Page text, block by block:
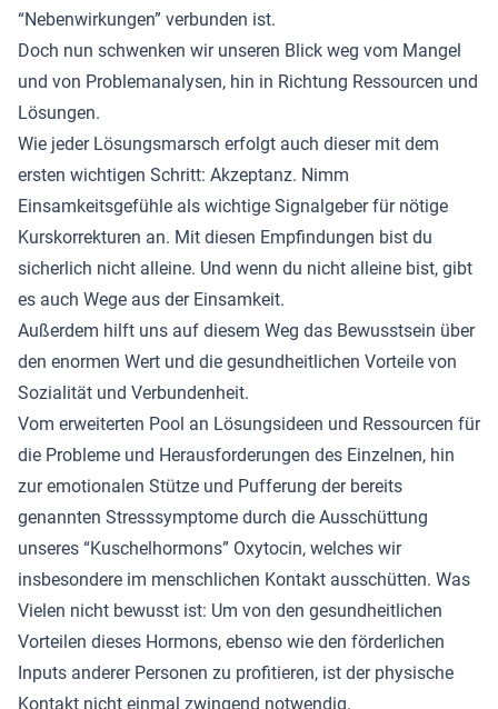
“Nebenwirkungen” verbunden ist.
Doch nun schwenken wir unseren Blick weg vom Mangel
und von Problemanalysen, hin in Richtung Ressourcen und
Lösungen.
Wie jeder Lösungsmarsch erfolgt auch dieser mit dem
ersten wichtigen Schritt: Akzeptanz. Nimm
Einsamkeitsgefühle als wichtige Signalgeber für nötige
Kurskorrekturen an. Mit diesen Empfindungen bist du
sicherlich nicht alleine. Und wenn du nicht alleine bist, gibt
es auch Wege aus der Einsamkeit.
Außerdem hilft uns auf diesem Weg das Bewusstsein über
den enormen Wert und die gesundheitlichen Vorteile von
Sozialität und Verbundenheit.
Vom erweiterten Pool an Lösungsideen und Ressourcen für
die Probleme und Herausforderungen des Einzelnen, hin
zur emotionalen Stütze und Pufferung der bereits
genannten Stresssymptome durch die Ausschüttung
unseres “Kuschelhormons” Oxytocin, welches wir
insbesondere im menschlichen Kontakt ausschütten. Was
Vielen nicht bewusst ist: Um von den gesundheitlichen
Vorteilen dieses Hormons, ebenso wie den förderlichen
Inputs anderer Personen zu profitieren, ist der physische
Kontakt nicht einmal zwingend notwendig.